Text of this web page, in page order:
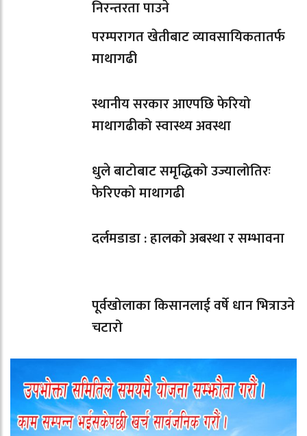
निरन्तरता पाउने
परम्परागत खेतीबाट व्यावसायिकतातर्फ
माथागढी
स्थानीय सरकार आएपछि फेरियो
माथागढीको स्वास्थ्य अवस्था
धुले बाटोबाट समृद्धिको उज्यालोतिरः
फेरिएको माथागढी
दर्लमडाडा : हालको अबस्था र सम्भावना
पूर्वखोलाका किसानलाई वर्षे धान भित्राउने
चटारो